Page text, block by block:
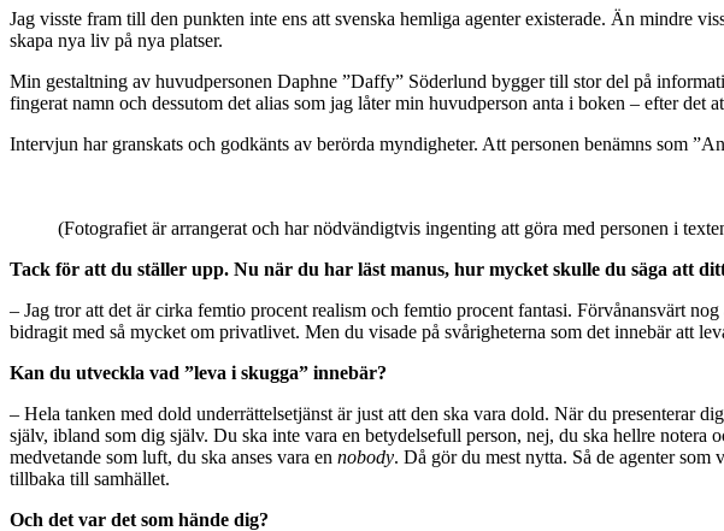
Jag visste fram till den punkten inte ens att svenska hemliga agenter existerade. Än mindre
skapa nya liv på nya platser.
Min gestaltning av huvudpersonen Daphne ”Daffy” Söderlund bygger till stor del på
fingerat namn och dessutom det alias som jag låter min huvudperson anta i boken – efter det
Intervjun har granskats och godkänts av berörda myndigheter. Att personen benämns som
(Fotografiet är arrangerat och har nödvändigtvis ingenting att göra med personen i
Tack för att du ställer upp. Nu när du har läst manus, hur mycket skulle du säga att
– Jag tror att det är cirka femtio procent realism och femtio procent fantasi. Förvånansvärt
bidragit med så mycket om privatlivet. Men du visade på svårigheterna som det innebär att
Kan du utveckla vad ”leva i skugga” innebär?
– Hela tanken med dold underrättelsetjänst är just att den ska vara dold. När du presenterar
själv, ibland som dig själv. Du ska inte vara en betydelsefull person, nej, du ska hellre notera
medvetande som luft, du ska anses vara en nobody. Då gör du mest nytta. Så de agenter som
tillbaka till samhället.
Och det var det som hände dig?